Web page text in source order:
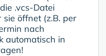
.vcs-Datei
öffnet (z.B. per
nach
automatisch in